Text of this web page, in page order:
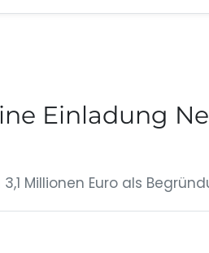
Einladung
Millionen Euro als